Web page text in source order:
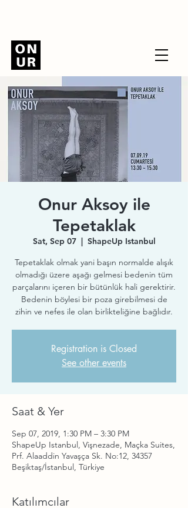
Onur Aksoy ile
Tepetaklak
Sat, Sep 07
  |
ShapeUp Istanbul
Tepetaklak olmak yani başın normalde alışık
olmadığı üzere aşağı gelmesi bedenin tüm
parçalarını içeren bir bütünlük hali gerektirir.
Bedenin böylesi bir poza girebilmesi de
zihin ve nefes ile olan birlikteliğine bağlıdır.
Registration is Closed
See other events
Saat & Yer
Sep 07, 2019, 1:30 PM – 3:30 PM
ShapeUp Istanbul, Vişnezade, Maçka Suites,
Prf. Alaaddin Yavaşça Sk. No:12, 34357
Beşiktaş/İstanbul, Türkiye
Katılımcılar